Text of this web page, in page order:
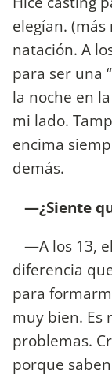
elegían.
natación. A
para ser una
la noche en
mi lado.
encima
demás.
—¿Siente
—A los 13,
diferencia
para
muy bien. Es
problemas.
porque